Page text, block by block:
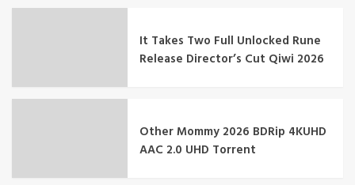
It Takes Two Full Unlocked Rune
Release Director’s Cut Qiwi 2026
Other Mommy 2026 BDRip 4KUHD
AAC 2.0 UHD Torrent